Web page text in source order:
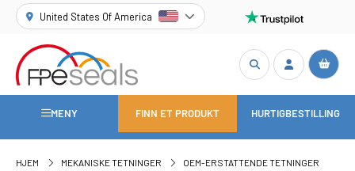
United States Of America
MENY FINN ET PRODUKT HURTIGBESTILLING
HJEM MEKANISKE TETNINGER OEM-ERSTATTENDE TETNINGER